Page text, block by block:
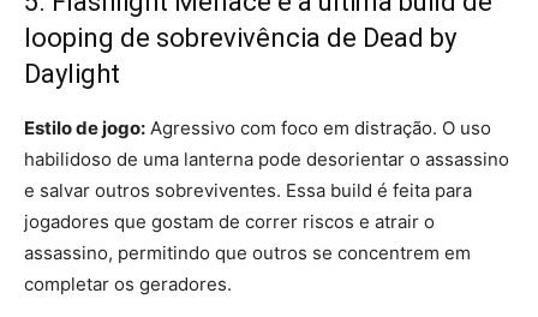
looping de sobrevivência de Dead by
Daylight
Estilo de jogo: Agressivo com foco em distração. O uso
habilidoso de uma lanterna pode desorientar o assassino
e salvar outros sobreviventes. Essa build é feita para
jogadores que gostam de correr riscos e atrair o
assassino, permitindo que outros se concentrem em
completar os geradores.